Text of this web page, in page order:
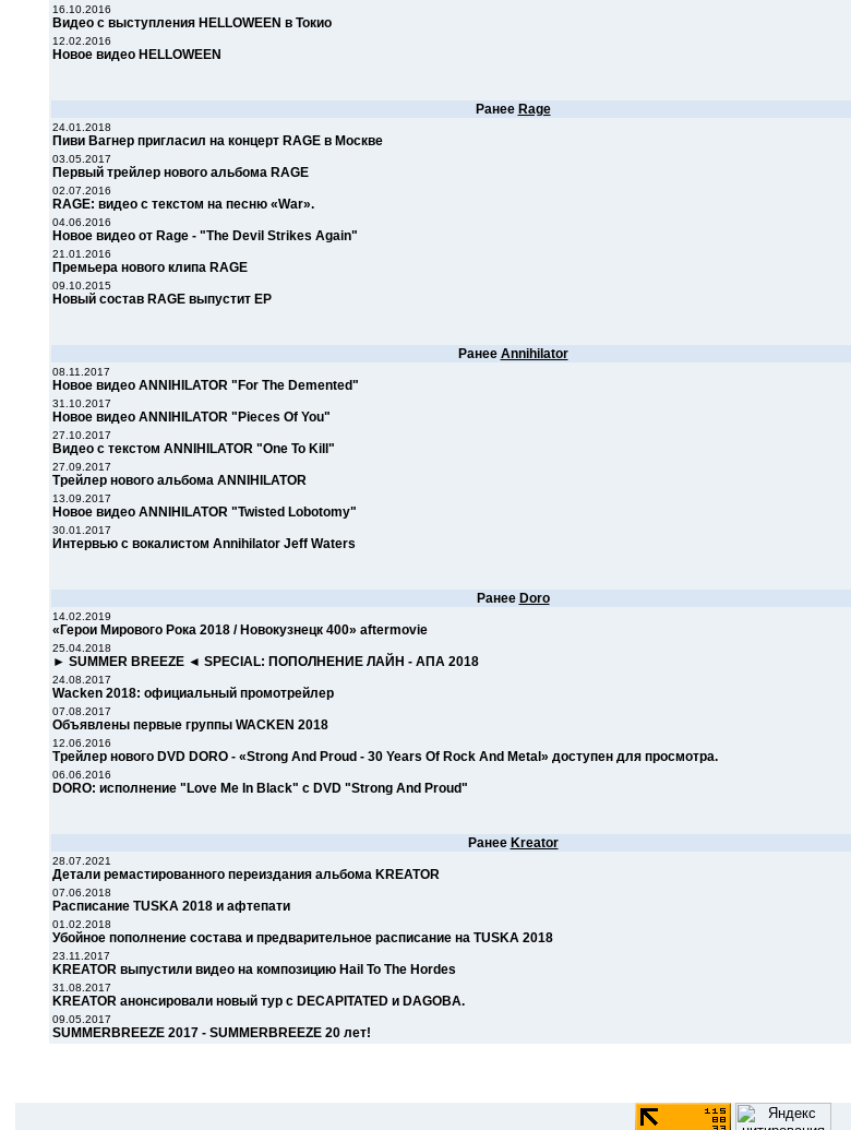
16.10.2016
Видео с выступления HELLOWEEN в Токио
12.02.2016
Новое видео HELLOWEEN
Ранее Rage
24.01.2018
Пиви Вагнер пригласил на концерт RAGE в Москве
03.05.2017
Первый трейлер нового альбома RAGE
02.07.2016
RAGE: видео с текстом на песню «War».
04.06.2016
Новое видео от Rage - "The Devil Strikes Again"
21.01.2016
Премьера нового клипа RAGE
09.10.2015
Новый состав RAGE выпустит ЕР
Ранее Annihilator
08.11.2017
Новое видео ANNIHILATOR "For The Demented"
31.10.2017
Новое видео ANNIHILATOR "Pieces Of You"
27.10.2017
Видео с текстом ANNIHILATOR "One To Kill"
27.09.2017
Трейлер нового альбома ANNIHILATOR
13.09.2017
Новое видео ANNIHILATOR "Twisted Lobotomy"
30.01.2017
Интервью с вокалистом Annihilator Jeff Waters
Ранее Doro
14.02.2019
«Герои Мирового Рока 2018 / Новокузнецк 400» aftermovie
25.04.2018
► SUMMER BREEZE ◄ SPECIAL: ПОПОЛНЕНИЕ ЛАЙН - АПА 2018
24.08.2017
Wacken 2018: официальный промотрейлер
07.08.2017
Объявлены первые группы WACKEN 2018
12.06.2016
Трейлер нового DVD DORO - «Strong And Proud - 30 Years Of Rock And Metal» доступен для просмотра.
06.06.2016
DORO: исполнение "Love Me In Black" с DVD "Strong And Proud"
Ранее Kreator
28.07.2021
Детали ремастированного переиздания альбома KREATOR
07.06.2018
Расписание TUSKA 2018 и афтепати
01.02.2018
Убойное пополнение состава и предварительное расписание на TUSKA 2018
23.11.2017
KREATOR выпустили видео на композицию Hail To The Hordes
31.08.2017
KREATOR анонсировали новый тур с DECAPITATED и DAGOBA.
09.05.2017
SUMMERBREEZE 2017 - SUMMERBREEZE 20 лет!